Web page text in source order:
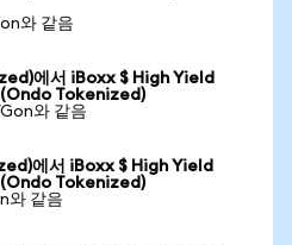
와 같음
에서 iBoxx $ High Yield
Tokenized)
와 같음
에서 iBoxx $ High Yield
Tokenized)
와 같음